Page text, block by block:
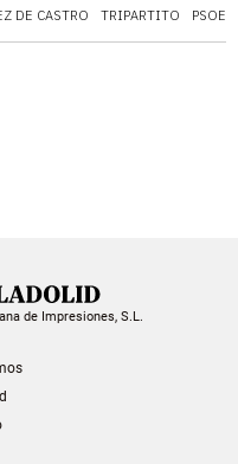
DE CASTRO TRIPARTITO PSOE
de Impresiones, S.L.